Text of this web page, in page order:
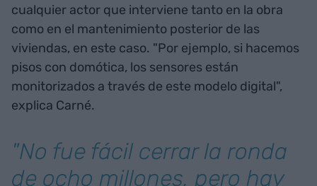
cualquier actor que interviene tanto en la obra
como en el mantenimiento posterior de las
viviendas, en este caso. "Por ejemplo, si hacemos
pisos con domótica, los sensores están
monitorizados a través de este modelo digital",
explica Carné.
"No fue fácil cerrar la ronda
de ocho millones, pero hay